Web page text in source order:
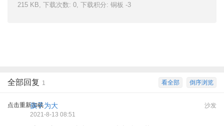
215 KB, 下载次数: 0, 下载积分: 铜板 -3
倒序浏览
看全部
全部回复 1
点击重新加载 沙发
孩子为大
2021-8-13 08:51